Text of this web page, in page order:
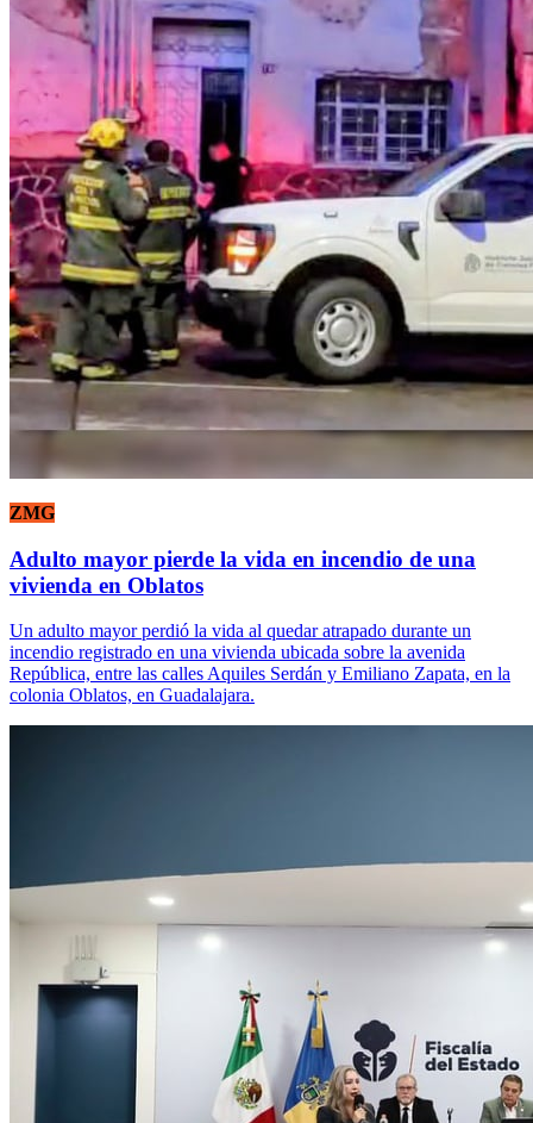
ZMG
Adulto mayor pierde la vida en incendio de una
vivienda en Oblatos
Un adulto mayor perdió la vida al quedar atrapado durante un
incendio registrado en una vivienda ubicada sobre la avenida
República, entre las calles Aquiles Serdán y Emiliano Zapata, en la
colonia Oblatos, en Guadalajara.